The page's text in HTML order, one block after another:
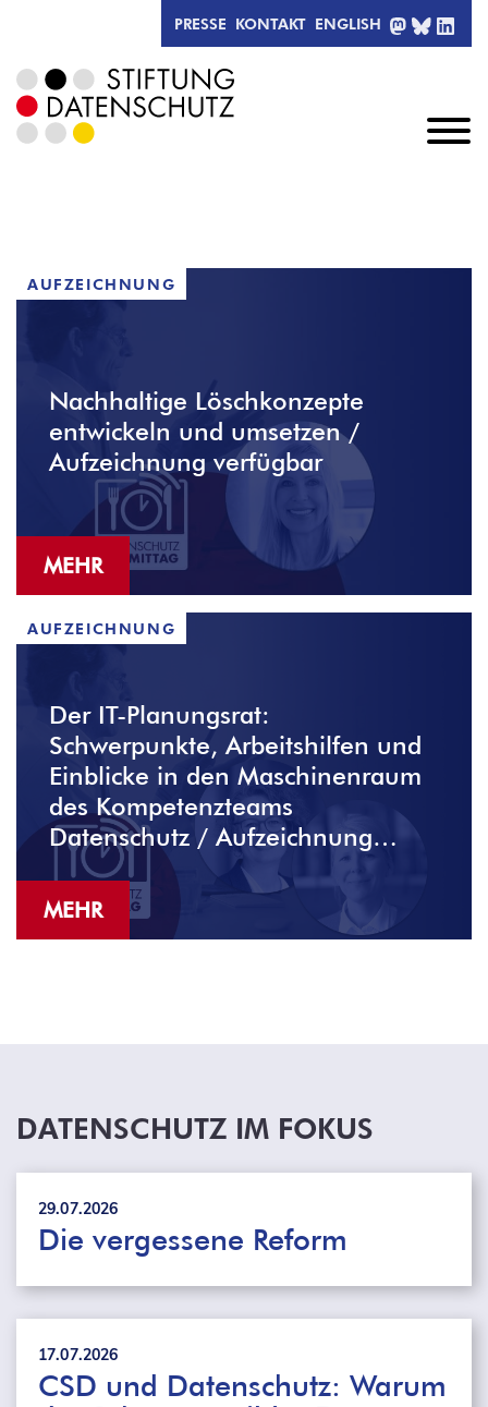
PRESSE KONTAKT ENGLISH
AUFZEICHNUNG
Nachhaltige Löschkonzepte
entwickeln und umsetzen /
Aufzeichnung verfügbar
MEHR
AUFZEICHNUNG
Der IT-Planungsrat:
Schwerpunkte, Arbeitshilfen und
Einblicke in den Maschinenraum
des Kompetenz­teams
Datenschutz / Aufzeichnung
verfügbar
MEHR
DATENSCHUTZ IM FOKUS
29.07.2026
Die vergessene Reform
17.07.2026
CSD und Datenschutz: Warum